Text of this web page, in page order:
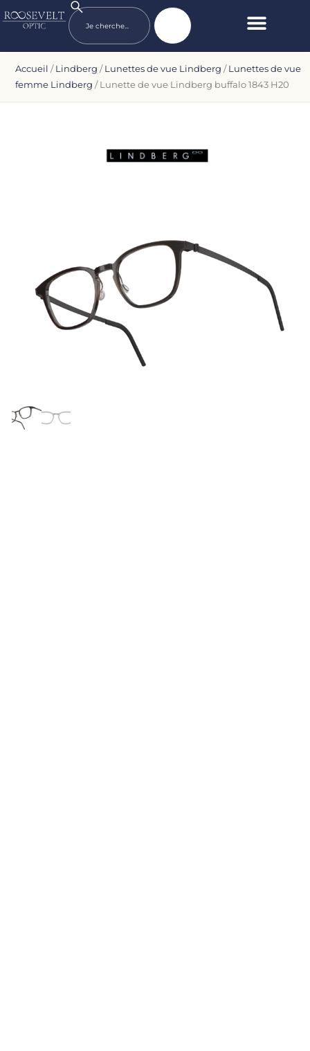
Accueil /Lindberg /Lunettes de vue Lindberg /Lunettes de vue
femme Lindberg / Lunette de vue Lindberg buffalo 1843 H20